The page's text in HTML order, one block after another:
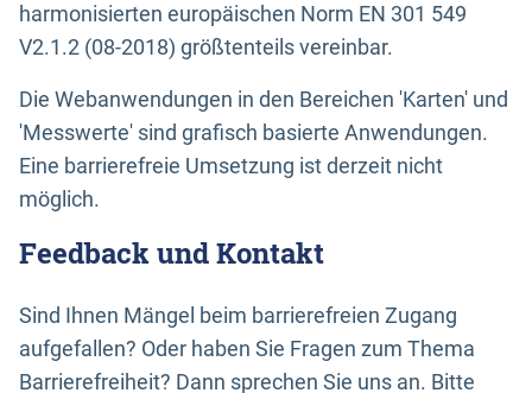
harmonisierten europäischen Norm EN 301 549
V2.1.2 (08-2018) größtenteils vereinbar.
Die Webanwendungen in den Bereichen 'Karten' und
'Messwerte' sind grafisch basierte Anwendungen.
Eine barrierefreie Umsetzung ist derzeit nicht
möglich.
Feedback und Kontakt
Sind Ihnen Mängel beim barrierefreien Zugang
aufgefallen? Oder haben Sie Fragen zum Thema
Barrierefreiheit? Dann sprechen Sie uns an. Bitte